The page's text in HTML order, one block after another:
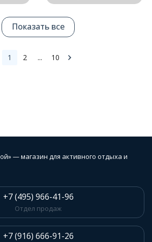
Показать все
1 2 ... 10
— магазин для активного отдыха и
+7 (495) 966-41-96
Отдел продаж
+7 (916) 666-91-26